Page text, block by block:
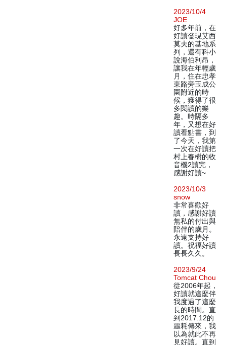
2023/10/4
JOE
好多年前，在
好讀發現艾西
莫夫的基地系
列，還有科小
說海伯利昂，
讓我在年輕歲
月，住在忠孝
東路旁玉成公
園附近的時
候，獲得了很
多閱讀的樂
趣。時隔多
年，又想在好
讀看點書，到
了今天，我第
一次在好讀把
村上春樹的收
音機2讀完，
感謝好讀~
2023/10/3
snow
非常喜歡好
讀，感謝好讀
無私的付出與
陪伴的歲月。
永遠支持好
讀。祝福好讀
長長久久。
2023/9/24
Tomcat Chou
從2006年起，
好讀就這麼伴
我度過了這麼
長的時間。直
到2017.12的
噩耗傳來，我
以為就此不再
見好讀。直到